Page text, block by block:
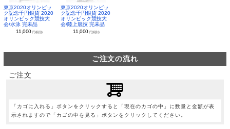
東京2020オリンピッ
ク記念千円銀貨 2020
オリンピック競技大
会/水泳 完未品
11,000円(税別)
東京2020オリンピッ
ク記念千円銀貨 2020
オリンピック競技大
会/陸上競技 完未品
11,000 円(税別)
ご注文の流れ
ご注文
「カゴに入れる」ボタンをクリックすると「現在のカゴの中」に数量と金額が表
示されますので「カゴの中を見る」ボタンをクリックしてください。